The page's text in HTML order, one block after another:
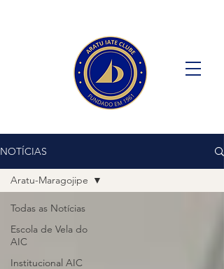
NOTÍCIAS
Todas as Notícias
Escola de Vela do
AIC
Institucional AIC
Aratu-Maragojipe